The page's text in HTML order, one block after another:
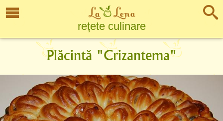
rețete culinare
Plăcintă "Crizantema"